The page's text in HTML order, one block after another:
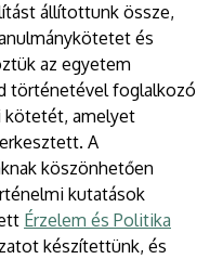
állítottunk össze,
és
az egyetem
történetével foglalkozó
kötetét, amelyet
A
köszönhetően
kutatások
Érzelem és Politika
készítettünk, és